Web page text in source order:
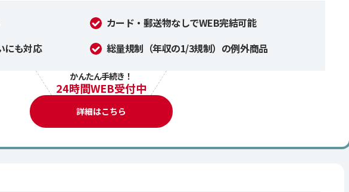
カード・郵送物なしでWEB完結可能
にも対応
総量規制（年収の1/3規制）の例外商品
かんたん手続き！
24時間WEB受付中
詳細はこちら